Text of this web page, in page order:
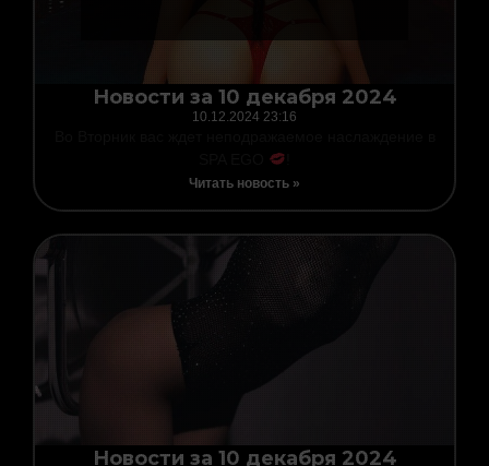
Новости за 10 декабря 2024
10.12.2024 23:16
Читать новость »
Новости за 10 декабря 2024